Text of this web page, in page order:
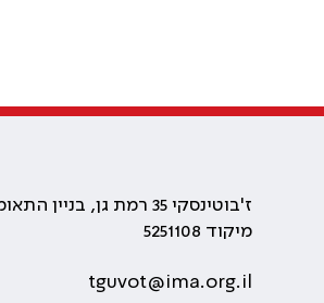
ז'בוטינסקי 35 רמת גן, בניין התאומים 2
מיקוד 5251108
tguvot@ima.org.il